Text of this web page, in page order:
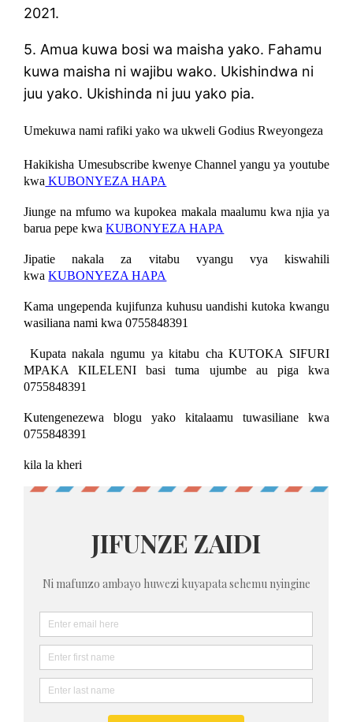
2021.
5. Amua kuwa bosi wa maisha yako. Fahamu
kuwa maisha ni wajibu wako. Ukishindwa ni
juu yako. Ukishinda ni juu yako pia.
Umekuwa nami rafiki yako wa ukweli Godius Rweyongeza
Hakikisha Umesubscribe kwenye Channel yangu ya youtube
kwa KUBONYEZA HAPA
Jiunge na mfumo wa kupokea makala maalumu kwa njia ya
barua pepe kwaKUBONYEZA HAPA
Jipatie nakala za vitabu vyangu vya kiswahili
kwaKUBONYEZA HAPA
Kama ungependa kujifunza kuhusu uandishi kutoka kwangu
wasiliana nami kwa 0755848391
Kupata nakala ngumu ya kitabu cha KUTOKA SIFURI
MPAKA KILELENI basi tuma ujumbe au piga kwa
0755848391
Kutengenezewa blogu yako kitalaamu tuwasiliane kwa
0755848391
kila la kheri